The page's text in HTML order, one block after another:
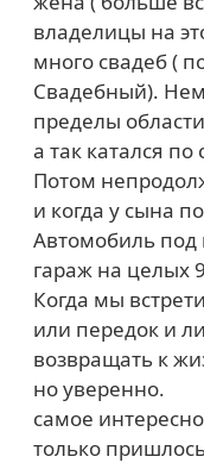
владелицы на
много свадеб (
Свадебный).
пределы
а так катался по
Потом
и когда у сына
Автомобиль
гараж на целых
Когда мы
или передок и
возвращать к
но уверенно.
самое
только